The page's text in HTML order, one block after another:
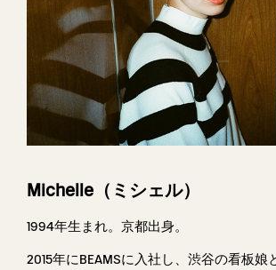
Michelle（ミシェル）
1994年生まれ。京都出身。
2015年にBEAMSに入社し、渋谷の看板娘